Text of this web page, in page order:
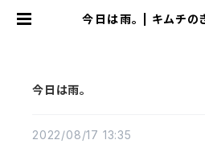
今日は雨。 | キムチの
今日は雨。
2022/08/17 13:35